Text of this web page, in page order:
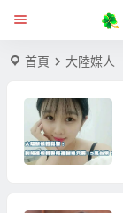
首頁 大陸媒人